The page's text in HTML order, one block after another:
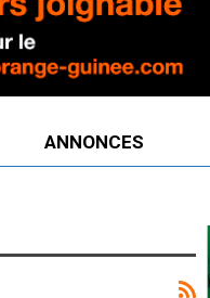
ANNONCES